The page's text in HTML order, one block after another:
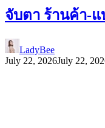
จับตา ร้านค้า-
LadyBee
July 22, 2026July 22,